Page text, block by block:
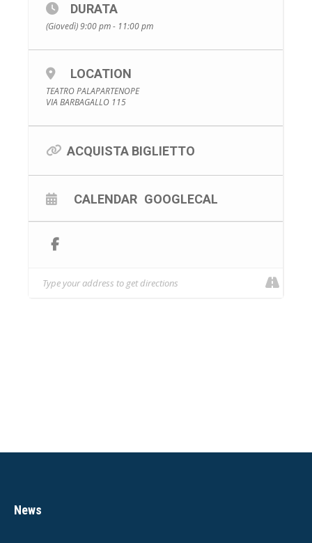
Batten, protagonista reale di quella storia musicale. In
un momento in cui l’eredità di Michael Jackson torna più
viva che mai, questo show accende ricordi, emoziona
icone non passano: cambiano forma, si rinnovano… e
continuano a far battere il tempo a intere generazioni.
DURATA
(Giovedì) 9:00 pm - 11:00 pm
LOCATION
TEATRO PALAPARTENOPE
VIA BARBAGALLO 115
ACQUISTA BIGLIETTO
CALENDAR GOOGLECAL
News